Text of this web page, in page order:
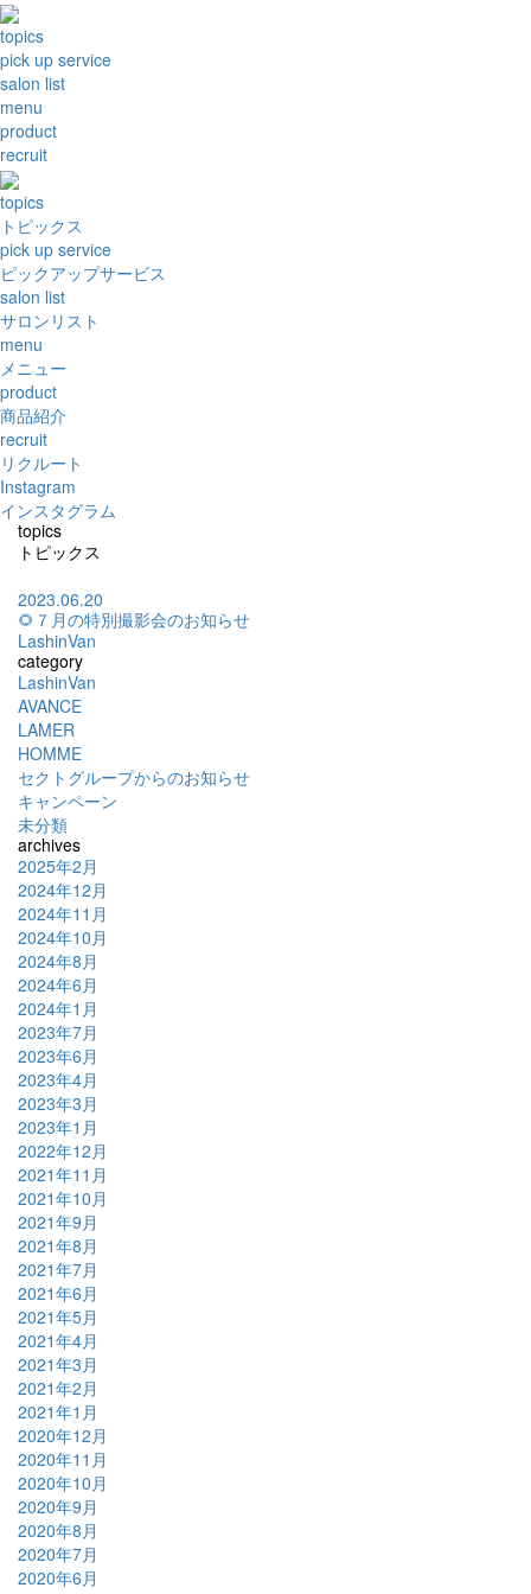
topics
pick up service
salon list
menu
product
recruit
topics
トピックス
pick up service
ピックアップサービス
salon list
サロンリスト
menu
メニュー
product
商品紹介
recruit
リクルート
Instagram
インスタグラム
topics
トピックス
2023.06.20
🌻７月の特別撮影会のお知らせ
LashinVan
category
LashinVan
AVANCE
LAMER
HOMME
セクトグループからのお知らせ
キャンペーン
未分類
archives
2025年2月
2024年12月
2024年11月
2024年10月
2024年8月
2024年6月
2024年1月
2023年7月
2023年6月
2023年4月
2023年3月
2023年1月
2022年12月
2021年11月
2021年10月
2021年9月
2021年8月
2021年7月
2021年6月
2021年5月
2021年4月
2021年3月
2021年2月
2021年1月
2020年12月
2020年11月
2020年10月
2020年9月
2020年8月
2020年7月
2020年6月